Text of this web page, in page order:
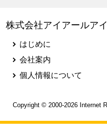
株式会社アイアールアイ
はじめに
会社案内
個人情報について
Copyright © 2000-2026 Internet